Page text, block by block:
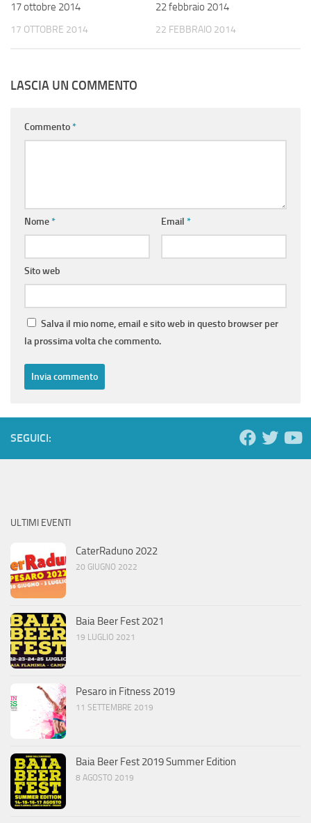
17 ottobre 2014
17 OTTOBRE 2014
22 febbraio 2014
22 FEBBRAIO 2014
LASCIA UN COMMENTO
Commento*
Nome* Email *
Sito web
Salva il mio nome, email e sito web in questo browser per
la prossima volta che commento.
SEGUICI:
ULTIMI EVENTI
CaterRaduno 2022
20 GIUGNO 2022
Baia Beer Fest 2021
19 LUGLIO 2021
Pesaro in Fitness 2019
11 SETTEMBRE 2019
Baia Beer Fest 2019 Summer Edition
8 AGOSTO 2019